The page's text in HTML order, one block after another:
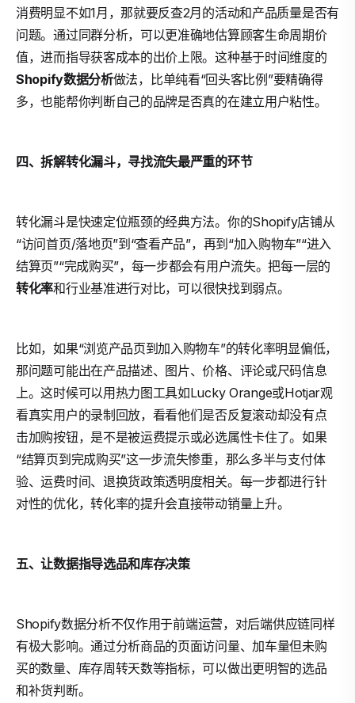
消费明显不如1月，那就要反查2月的活动和产品质量是否有
问题。通过同群分析，可以更准确地估算顾客生命周期价
值，进而指导获客成本的出价上限。这种基于时间维度的
Shopify数据分析做法，比单纯看“回头客比例”要精确得
多，也能帮你判断自己的品牌是否真的在建立用户粘性。
四、拆解转化漏斗，寻找流失最严重的环节
转化漏斗是快速定位瓶颈的经典方法。你的Shopify店铺从
“访问首页/落地页”到“查看产品”，再到“加入购物车”“进入
结算页”“完成购买”，每一步都会有用户流失。把每一层的
转化率和行业基准进行对比，可以很快找到弱点。
比如，如果“浏览产品页到加入购物车”的转化率明显偏低，
那问题可能出在产品描述、图片、价格、评论或尺码信息
上。这时候可以用热力图工具如Lucky Orange或Hotjar观
看真实用户的录制回放，看看他们是否反复滚动却没有点
击加购按钮，是不是被运费提示或必选属性卡住了。如果
“结算页到完成购买”这一步流失惨重，那么多半与支付体
验、运费时间、退换货政策透明度相关。每一步都进行针
对性的优化，转化率的提升会直接带动销量上升。
五、让数据指导选品和库存决策
Shopify数据分析不仅作用于前端运营，对后端供应链同样
有极大影响。通过分析商品的页面访问量、加车量但未购
买的数量、库存周转天数等指标，可以做出更明智的选品
和补货判断。